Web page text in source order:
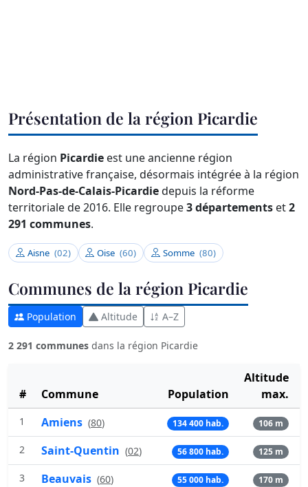
Présentation de la région Picardie
La région Picardie est une ancienne région
administrative française, désormais intégrée à la région
Nord-Pas-de-Calais-Picardiedepuis la réforme
territoriale de 2016. Elle regroupe3 départements et2
291 communes.
Aisne (02) Oise (60) Somme (80)
Communes de la région Picardie
Population Altitude A–Z
2 291 communes dans la région Picardie
# Commune Population
Altitude
max.
1 Amiens (80) 134 400 hab. 106 m
2 Saint-Quentin (02) 56 800 hab. 125 m
3 Beauvais (60) 55 000 hab. 170 m